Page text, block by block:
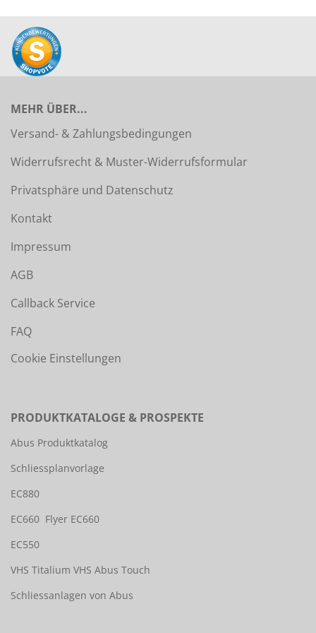
MEHR ÜBER...
Versand- & Zahlungsbedingungen
Widerrufsrecht & Muster-Widerrufsformular
Privatsphäre und Datenschutz
Kontakt
Impressum
AGB
Callback Service
FAQ
Cookie Einstellungen
PRODUKTKATALOGE & PROSPEKTE
Abus Produktkatalog
Schliessplanvorlage
EC880
EC660 Flyer EC660
EC550
VHS Titalium VHS Abus Touch
Schliessanlagen von Abus